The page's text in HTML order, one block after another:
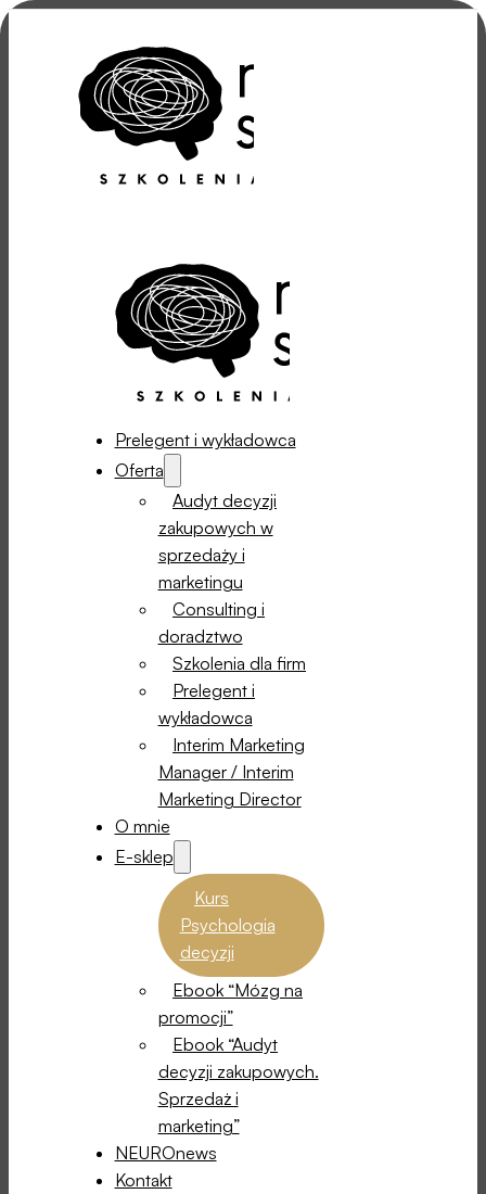
Prelegent i wykładowca
Oferta
Audyt decyzji
zakupowych w
sprzedaży i
marketingu
Consulting i
doradztwo
Szkolenia dla firm
Prelegent i
wykładowca
Interim Marketing
Manager / Interim
Marketing Director
O mnie
E-sklep
Kurs
Psychologia
decyzji
Ebook “Mózg na
promocji”
Ebook “Audyt
decyzji zakupowych.
Sprzedaż i
marketing”
NEUROnews
Kontakt